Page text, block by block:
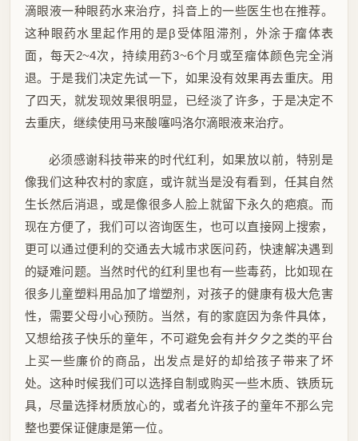
滴眼液一种眼药水来治疗，抖音上的一些医生也在推荐。
这种眼药水里起作用的是β受体阻滞剂，外涂于瘤体表
面，每天2~4次，持续用药3~6个月或至瘤体颜色完全消
退。于是我们决定先试一下，如果没有效果再去重庆。用
了四天，就发现效果很明显，已经淡了许多，于是决定不
去重庆，继续使用马来酸噻吗洛尔滴眼液来治疗。
必须感谢科技带来的时代红利，如果放以前，特别是
像我们这种农村的家庭，或许就当是没有看到，任其自然
生长然后消退，或是像很多人脸上就留下永久的疤痕。而
现在方便了，我们可以咨询医生，也可以直接网上搜索，
更可以通过便利的交通去大城市求医问药，快速解决遇到
的疑难问题。当然时代的红利里也有一些毒药，比如现在
很多儿童塑料用品加了增塑剂，对孩子的健康有极大危害
性，需要父母小心预防。当然，有的家庭因为条件具体，
又想给孩子快乐的童年，不可避免会有并夕夕之类的平台
上买一些廉价的商品，出发点是好的却给孩子带来了坏
处。这种时候我们可以选择自制或购买一些木质、铁质玩
具，尽量选择材质放心的，或者允许孩子的童年不那么完
整也要保证健康是第一位。